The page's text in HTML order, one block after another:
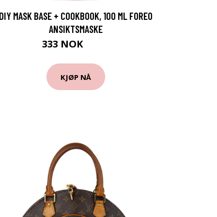
MASK BASE + COOKBOOK, 100 ML FOREO
ANSIKTSMASKE
333 NOK
KJØP NÅ